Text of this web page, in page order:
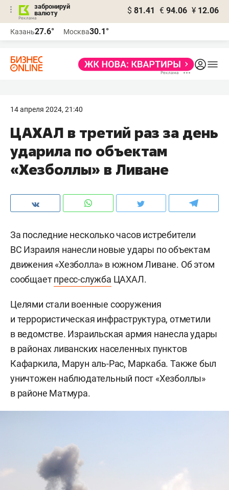
забронируй
валюту
$ 81.41 € 94.06 ¥ 12.06
Казань27.6° Москва30.1°
14 апреля 2024, 21:40
ЦАХАЛ в третий раз за день
ударила по объектам
«Хезболлы» в Ливане
За последние несколько часов истребители
ВС Израиля нанесли новые удары по объектам
движения «Хезболла» в южном Ливане. Об этом
сообщаетпресс-служба ЦАХАЛ.
Целями стали военные сооружения
и террористическая инфраструктура, отметили
в ведомстве. Израильская армия нанесла удары
в районах ливанских населенных пунктов
Кафаркила, Марун аль-Рас, Маркаба. Также был
уничтожен наблюдательный пост «Хезболлы»
в районе Матмура.